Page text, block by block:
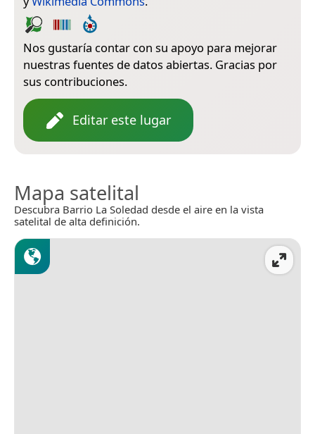
Nos gustaría contar con su apoyo para mejorar
nuestras fuentes de datos abiertas. Gracias por
sus contribuciones.
Editar este lugar
Mapa satelital
Descubra Barrio La Soledad desde el aire en la vista
satelital de alta definición.